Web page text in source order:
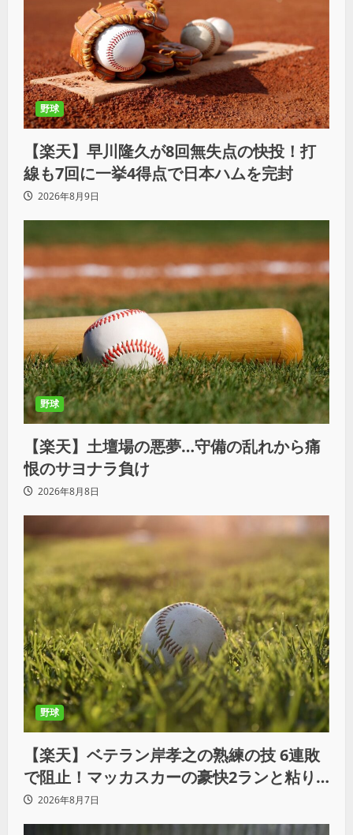
野球
【楽天】早川隆久が8回無失点の快投！打
線も7回に一挙4得点で日本ハムを完封
2026年8月9日
野球
【楽天】土壇場の悪夢…守備の乱れから痛
恨のサヨナラ負け
2026年8月8日
野球
【楽天】ベテラン岸孝之の熟練の技 6連敗
で阻止！マッカスカーの豪快2ランと粘り
の継投でオリックスを破る
2026年8月7日